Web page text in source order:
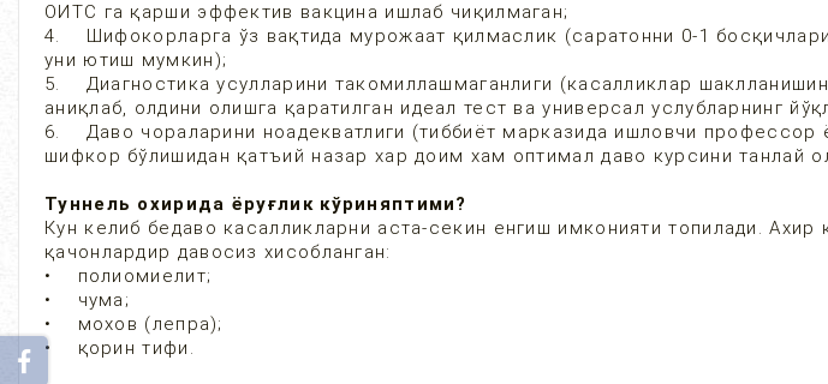
ОИТС га қарши эффектив вакцина ишлаб чиқилмаган;
4. Шифокорларга ўз вақтида мурожаат қилмаслик (саратонни 0-1
уни ютиш мумкин);
5. Диагностика усулларини такомиллашмаганлиги (касалликлар
аниқлаб, олдини олишга қаратилган идеал тест ва универсал услубларнинг
6. Даво чораларини ноадекватлиги (тиббиёт марказида ишловчи профессор
шифкор бўлишидан қатъий назар хар доим хам оптимал даво курсини танлай
Туннель охирида ёруғлик кўриняптими?
Кун келиб бедаво касалликларни аста-секин енгиш имконияти топилади. Ахир
қачонлардир давосиз хисобланган:
• полиомиелит;
• чума;
• мохов (лепра);
• қорин тифи.